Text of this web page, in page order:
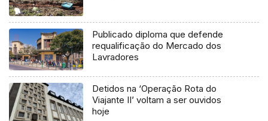
Publicado diploma que defende
requalificação do Mercado dos
Lavradores
Detidos na ‘Operação Rota do
Viajante II’ voltam a ser ouvidos
hoje